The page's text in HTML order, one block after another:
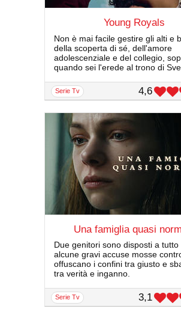
Young Royals
Non è mai facile gestire gli alti e
della scoperta di sé, dell'amore
adolescenziale e del collegio,
quando sei l'erede al trono di
serie Tv 4,6
Una famiglia quasi
Due genitori sono disposti a tutto
alcune gravi accuse mosse
offuscano i confini tra giusto e
tra verità e inganno.
serie Tv 3,1